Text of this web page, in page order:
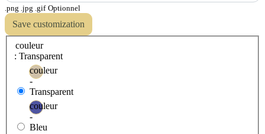
.png .jpg .gif Optionnel
Save customization
couleur
: Transparent
couleur
-
Transparent
couleur
-
Bleu